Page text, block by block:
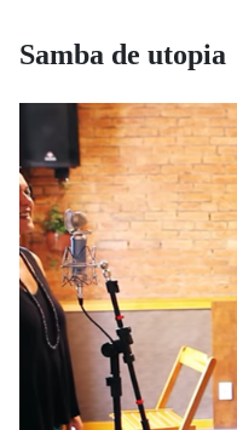
Samba de utopia